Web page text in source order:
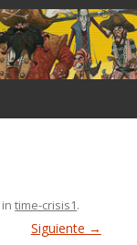
intime-crisis1.
Siguiente →